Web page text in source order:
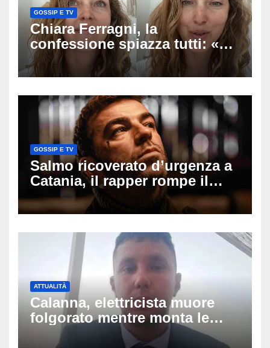
GOSSIP E TV
Chiara Ferragni, la
confessione spiazza tutti: «Un
mio ex voleva che mi rifacessi
il seno». Poi svela i ritocchi di
GOSSIP E TV
Salmo ricoverato d’urgenza a
Catania, il rapper rompe il
silenzio dopo la notte in
ospedale: come sta e cosa
ATTUALITÀ
Calanna, elettricista muore
folgorato mentre monta le
luminarie della festa: chi era